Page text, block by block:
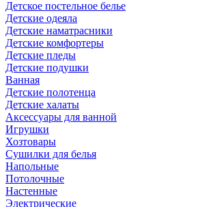
Детское постельное белье
Детские одеяла
Детские наматрасники
Детские комфортеры
Детские пледы
Детские подушки
Ванная
Детские полотенца
Детские халаты
Аксессуары для ванной
Игрушки
Хозтовары
Сушилки для белья
Напольные
Потолочные
Настенные
Электрические